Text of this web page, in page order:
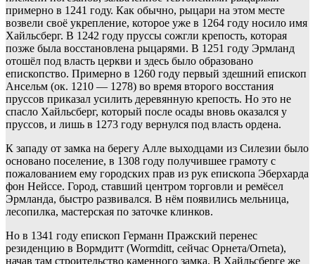
примерно в 1241 году. Как обычно, рыцари на этом месте
возвели своё укрепление, которое уже в 1264 году носило имя
Хайльсберг. В 1242 году пруссы сожгли крепость, которая
позже была восстановлена рыцарями. В 1251 году Эрмланд
отошёл под власть церкви и здесь было образовано
епископство. Примерно в 1260 году первый здешний епископ
Ансельм (ок. 1210 — 1278) во время второго восстания
пруссов приказал усилить деревянную крепость. Но это не
спасло Хайльсберг, который после осады вновь оказался у
пруссов, и лишь в 1273 году вернулся под власть ордена.
К западу от замка на берегу Алле выходцами из Силезии было
основано поселение, в 1308 году получившее грамоту с
пожалованием ему городских прав из рук епископа Эберхарда
фон Нейссе. Город, ставший центром торговли и ремёсел
Эрмланда, быстро развивался. В нём появились мельница,
лесопилка, мастерская по заточке клинков.
Но в 1341 году епископ Германн Пражский перенес
резиденцию в Вормдитт (Wormditt, сейчас Орнета/Orneta),
начав там строительство каменного замка. В Хайльсберге же